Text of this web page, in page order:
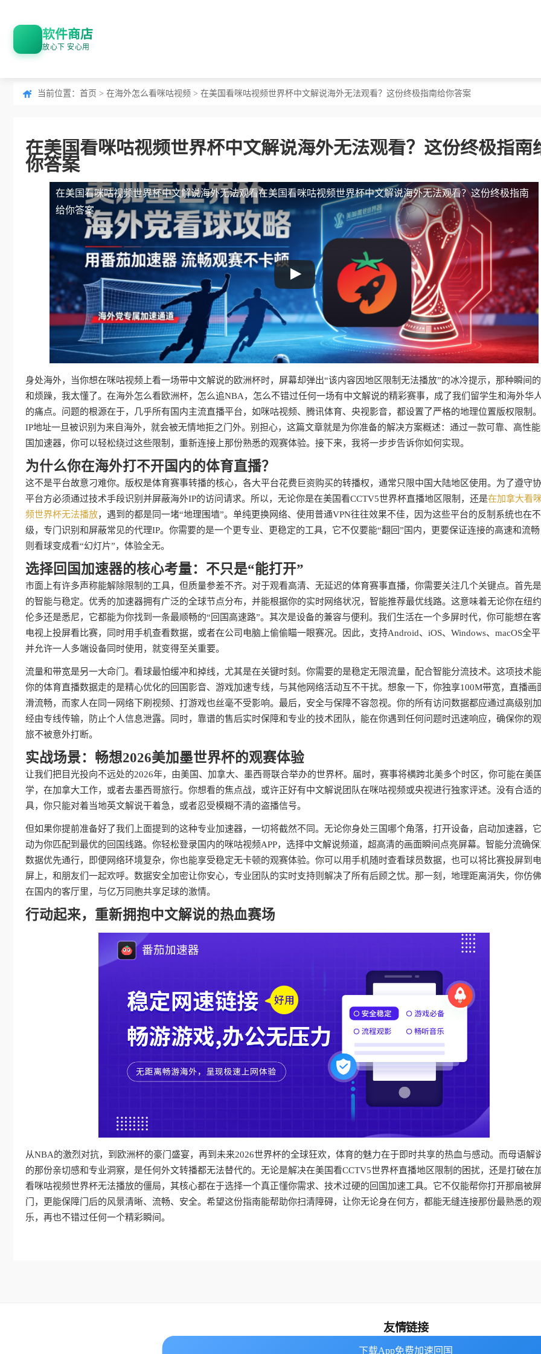
软件商店
放心下 安心用
当前位置： 首页 > 在海外怎么看咪咕视频 > 在美国看咪咕视频世界杯中文解说海外无法观看？这份终极指南给你答案
在美国看咪咕视频世界杯中文解说海外无法观看？这份终极指南
你答案
在美国看咪咕视频世界杯中文解说海外无法观看在美国看咪咕视频世界杯中文解说海外无法观看？这份终极指南
给你答案
身处海外，当你想在咪咕视频上看一场带中文解说的欧洲杯时，屏幕却弹出“该内容因地区限制无法播放”的冰冷提示，那种瞬间
和烦躁，我太懂了。在海外怎么看欧洲杯，怎么追NBA，怎么不错过任何一场有中文解说的精彩赛事，成了我们留学生和海外华
的痛点。问题的根源在于，几乎所有国内主流直播平台，如咪咕视频、腾讯体育、央视影音，都设置了严格的地理位置版权限制
IP地址一旦被识别为来自海外，就会被无情地拒之门外。别担心，这篇文章就是为你准备的解决方案概述：通过一款可靠、高性能
国加速器，你可以轻松绕过这些限制，重新连接上那份熟悉的观赛体验。接下来，我将一步步告诉你如何实现。
为什么你在海外打不开国内的体育直播？
这不是平台故意刁难你。版权是体育赛事转播的核心，各大平台花费巨资购买的转播权，通常只限中国大陆地区使用。为了遵守协
平台方必须通过技术手段识别并屏蔽海外IP的访问请求。所以，无论你是在美国看CCTV5世界杯直播地区限制，还是在加拿大看
频世界杯无法播放，遇到的都是同一堵“地理围墙”。单纯更换网络、使用普通VPN往往效果不佳，因为这些平台的反制系统也在
级，专门识别和屏蔽常见的代理IP。你需要的是一个更专业、更稳定的工具，它不仅要能“翻回”国内，更要保证连接的高速和流
则看球变成看“幻灯片”，体验全无。
选择回国加速器的核心考量：不只是“能打开”
市面上有许多声称能解除限制的工具，但质量参差不齐。对于观看高清、无延迟的体育赛事直播，你需要关注几个关键点。首先
的智能与稳定。优秀的加速器拥有广泛的全球节点分布，并能根据你的实时网络状况，智能推荐最优线路。这意味着无论你在纽
伦多还是悉尼，它都能为你找到一条最顺畅的“回国高速路”。其次是设备的兼容与便利。我们生活在一个多屏时代，你可能想在
电视上投屏看比赛，同时用手机查看数据，或者在公司电脑上偷偷瞄一眼赛况。因此，支持Android、iOS、Windows、macOS全平
并允许一人多端设备同时使用，就变得至关重要。
流量和带宽是另一大命门。看球最怕缓冲和掉线，尤其是在关键时刻。你需要的是稳定无限流量，配合智能分流技术。这项技术
你的体育直播数据走的是精心优化的回国影音、游戏加速专线，与其他网络活动互不干扰。想象一下，你独享100M带宽，直播画
滑流畅，而家人在同一网络下刷视频、打游戏也丝毫不受影响。最后，安全与保障不容忽视。你的所有访问数据都应通过高级别加
经由专线传输，防止个人信息泄露。同时，靠谱的售后实时保障和专业的技术团队，能在你遇到任何问题时迅速响应，确保你的
旅不被意外打断。
实战场景：畅想2026美加墨世界杯的观赛体验
让我们把目光投向不远处的2026年，由美国、加拿大、墨西哥联合举办的世界杯。届时，赛事将横跨北美多个时区，你可能在美
学，在加拿大工作，或者去墨西哥旅行。你想看的焦点战，或许正好有中文解说团队在咪咕视频或央视进行独家评述。没有合适
具，你只能对着当地英文解说干着急，或者忍受模糊不清的盗播信号。
但如果你提前准备好了我们上面提到的这种专业加速器，一切将截然不同。无论你身处三国哪个角落，打开设备，启动加速器，
动为你匹配到最优的回国线路。你轻松登录国内的咪咕视频APP，选择中文解说频道，超高清的画面瞬间点亮屏幕。智能分流确
数据优先通行，即便网络环境复杂，你也能享受稳定无卡顿的观赛体验。你可以用手机随时查看球员数据，也可以将比赛投屏到
屏上，和朋友们一起欢呼。数据安全加密让你安心，专业团队的实时支持则解决了所有后顾之忧。那一刻，地理距离消失，你仿
在国内的客厅里，与亿万同胞共享足球的激情。
行动起来，重新拥抱中文解说的热血赛场
从NBA的激烈对抗，到欧洲杯的豪门盛宴，再到未来2026世界杯的全球狂欢，体育的魅力在于即时共享的热血与感动。而母语解
的那份亲切感和专业洞察，是任何外文转播都无法替代的。无论是解决在美国看CCTV5世界杯直播地区限制的困扰，还是打破在
看咪咕视频世界杯无法播放的僵局，其核心都在于选择一个真正懂你需求、技术过硬的回国加速工具。它不仅能帮你打开那扇被
门，更能保障门后的风景清晰、流畅、安全。希望这份指南能帮助你扫清障碍，让你无论身在何方，都能无缝连接那份最熟悉的
乐，再也不错过任何一个精彩瞬间。
下载App免费加速回国
下载App免费加速回国
友情链接